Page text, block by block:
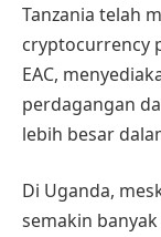
Tanzania telah
cryptocurrency
EAC,
perdagangan
lebih besar
Di Uganda,
semakin